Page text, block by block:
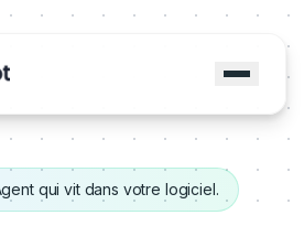
qui vit dans votre logiciel.